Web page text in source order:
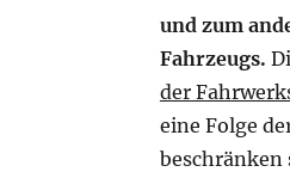
und zum
Fahrzeugs.
der
eine Folge
beschränken